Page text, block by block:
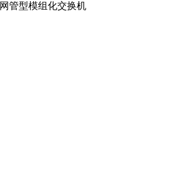
网管型模组化交换机